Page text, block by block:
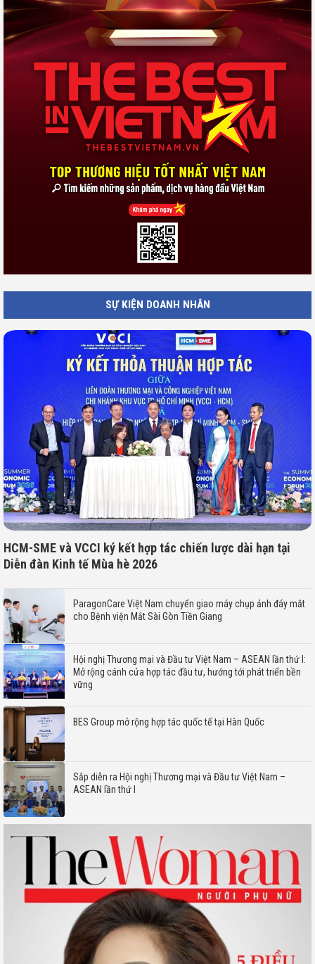
SỰ KIỆN DOANH NHÂN
HCM-SME và VCCI ký kết hợp tác chiến lược dài hạn tại
Diễn đàn Kinh tế Mùa hè 2026
ParagonCare Việt Nam chuyển giao máy chụp ảnh đáy mắt
cho Bệnh viện Mắt Sài Gòn Tiền Giang
Hội nghị Thương mại và Đầu tư Việt Nam – ASEAN lần thứ I:
Mở rộng cánh cửa hợp tác đầu tư, hướng tới phát triển bền
vững
BES Group mở rộng hợp tác quốc tế tại Hàn Quốc
Sắp diễn ra Hội nghị Thương mại và Đầu tư Việt Nam –
ASEAN lần thứ I